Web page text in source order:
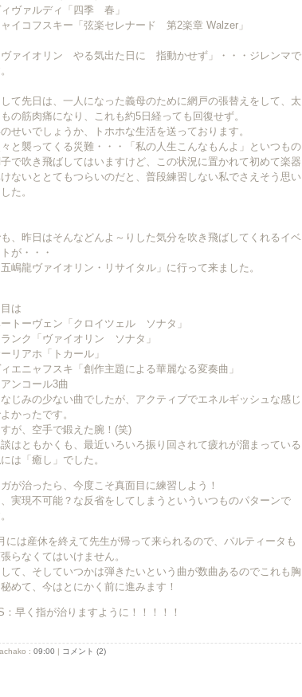
ヴァルディ「四季 春」
イコフスキー「弦楽セレナード 第2楽章 Walzer」
ヴァイオリン やる気出た日に 指動かせず」・・・ジレンマで
て先日は、一人になった義母のために網戸の張替えをして、太
もの筋肉痛になり、これも約5日経っても回復せず。
せいでしょうか、トホホな生活を送っております。
と襲ってくる災難・・・「私の人生こんなもんよ」といつもの
で吹き飛ばしてはいますけど、この状況に置かれて初めて楽器
ないととてもつらいのだと、普段練習しない私でさえそう思い
た。
、昨日はそんなどんよ～りした気分を吹き飛ばしてくれるイベ
が・・・
五嶋龍ヴァイオリン・リサイタル」に行って来ました。
は
トーヴェン「クロイツェル ソナタ」
ンク「ヴァイオリン ソナタ」
リアホ「トカール」
エニャフスキ「創作主題による華麗なる変奏曲」
アンコール3曲
なじみの少ない曲でしたが、アクティブでエネルギッシュな感じ
かったです。
が、空手で鍛えた腕！(笑)
はともかくも、最近いろいろ振り回されて疲れが溜まっている
は「癒し」でした。
が治ったら、今度こそ真面目に練習しよう！
、実現不可能？な反省をしてしまうといういつものパターンで
には産休を終えて先生が帰って来られるので、パルティータも
らなくてはいけません。
て、そしていつかは弾きたいという曲が数曲あるのでこれも胸
めて、今はとにかく前に進みます！
：早く指が治りますように！！！！！
: 09:00 | コメント (2)